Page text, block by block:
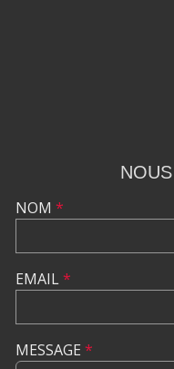
NOM *
EMAIL*
MESSAGE *